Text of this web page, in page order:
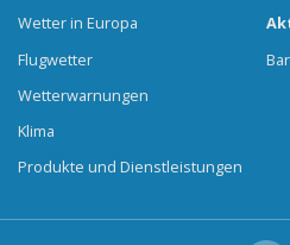
Wetter in Europa
Flugwetter
Wetterwarnungen
Klima
Produkte und Dienstleistungen